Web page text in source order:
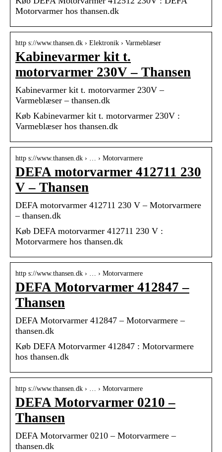
Motorvarmer hos thansen.dk
http s://www.thansen.dk › Elektronik › Varmeblæser
Kabinevarmer kit t.
motorvarmer 230V – Thansen
Kabinevarmer kit t. motorvarmer 230V –
Varmeblæser – thansen.dk
Køb Kabinevarmer kit t. motorvarmer 230V :
Varmeblæser hos thansen.dk
http s://www.thansen.dk › … › Motorvarmere
DEFA motorvarmer 412711 230
V – Thansen
DEFA motorvarmer 412711 230 V – Motorvarmere
– thansen.dk
Køb DEFA motorvarmer 412711 230 V :
Motorvarmere hos thansen.dk
http s://www.thansen.dk › … › Motorvarmere
DEFA Motorvarmer 412847 –
Thansen
DEFA Motorvarmer 412847 – Motorvarmere –
thansen.dk
Køb DEFA Motorvarmer 412847 : Motorvarmere
hos thansen.dk
http s://www.thansen.dk › … › Motorvarmere
DEFA Motorvarmer 0210 –
Thansen
DEFA Motorvarmer 0210 – Motorvarmere –
thansen.dk